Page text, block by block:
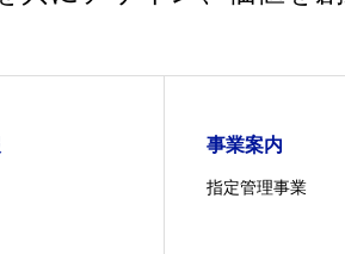
事業案内
指定管理事業